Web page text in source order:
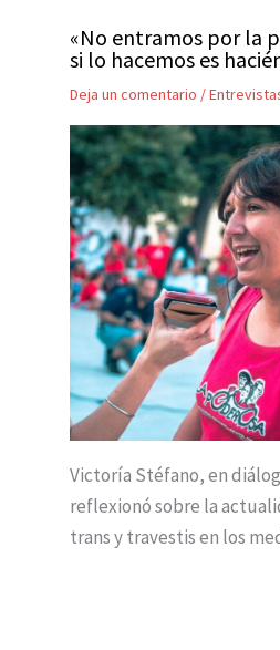
«No entramos por la
si lo hacemos es
Deja un comentario /
Victoría Stéfano, en
reflexionó sobre la
trans y travestis en los